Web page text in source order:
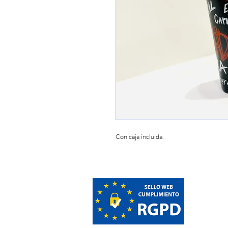
Con caja incluida.